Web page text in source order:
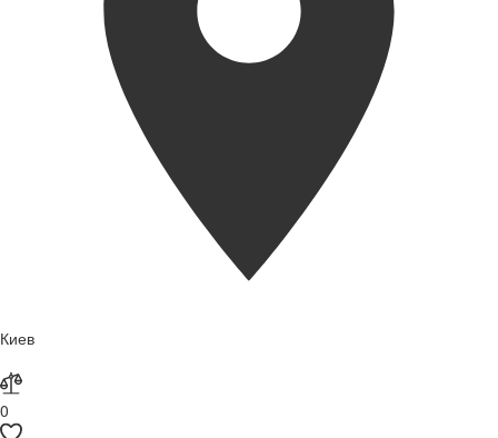
Киев
0